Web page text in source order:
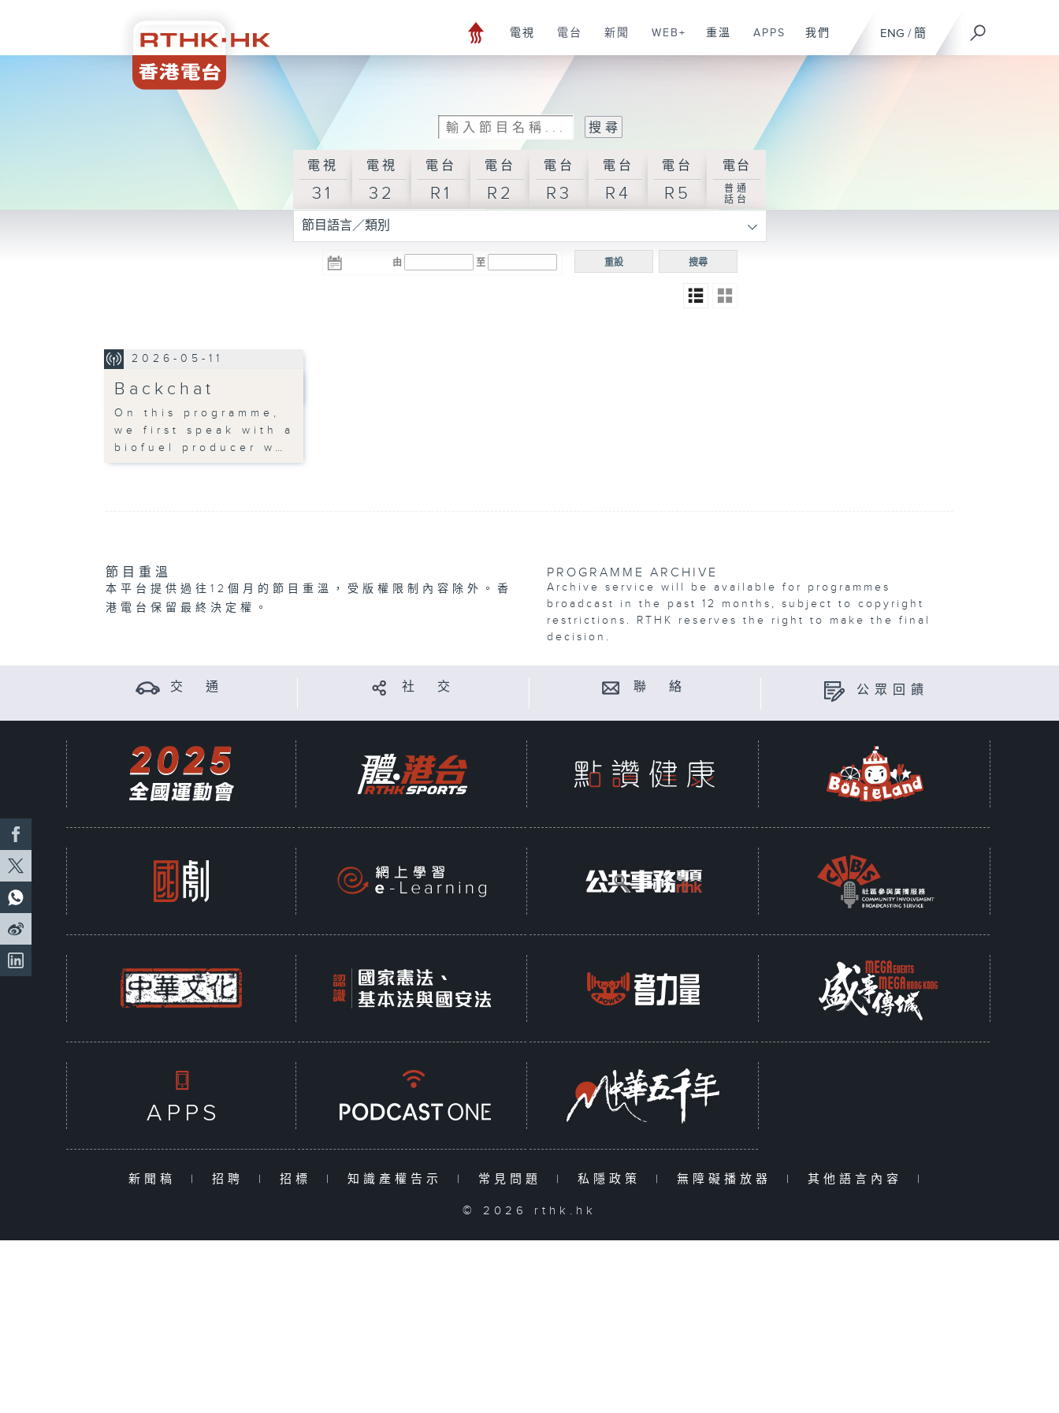
ENG / 簡
電視 電台 新聞 WEB+ 重溫 APPS 我們
電視
31
電視
32
電台
R1
電台
R2
電台
R3
電台
R4
電台
R5
電台
普通
話台
節目語言／類別
由 至 搜尋
重設
2026-05-11
Backchat
On this programme,
we first speak with a
biofuel producer w…
節目重溫
本平台提供過往12個月的節目重溫，受版權限制內容除外。香
港電台保留最終決定權。
PROGRAMME ARCHIVE
Archive service will be available for programmes
broadcast in the past 12 months, subject to copyright
restrictions. RTHK reserves the right to make the final
decision.
交 通 社 交 聯 絡 公眾回饋
新聞稿 | 招聘 | 招標 | 知識產權告示 | 常見問題 | 私隱政策 | 無障礙播放器 | 其他語言內容 |
© 2026 rthk.hk